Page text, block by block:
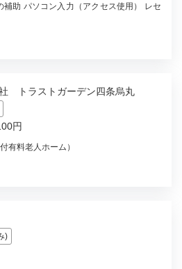
助 パソコン入力（アクセス使用） レセ
トラストガーデン四条烏丸
円
有料老人ホーム）
)